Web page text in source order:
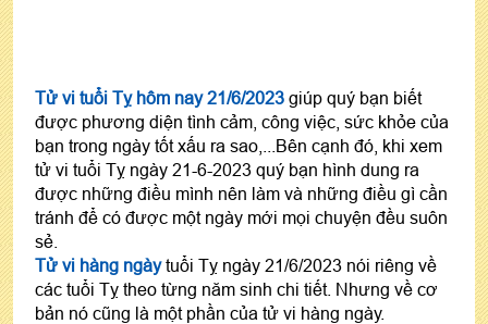
Tử vi tuổi Tỵ hôm nay 21/6/2023 giúp quý bạn biết
được phương diện tình cảm, công việc, sức khỏe của
bạn trong ngày tốt xấu ra sao,...Bên cạnh đó, khi xem
tử vi tuổi Tỵ ngày 21-6-2023 quý bạn hình dung ra
được những điều mình nên làm và những điều gì cần
tránh để có được một ngày mới mọi chuyện đều suôn
sẻ.
Tử vi hàng ngàytuổi Tỵ ngày 21/6/2023 nói riêng về
các tuổi Tỵ theo từng năm sinh chi tiết. Nhưng về cơ
bản nó cũng là một phần của tử vi hàng ngày.